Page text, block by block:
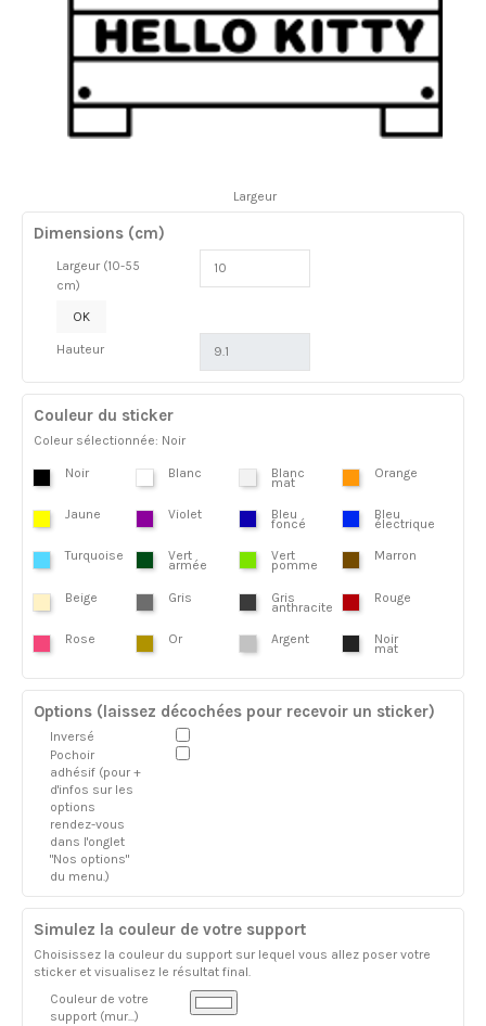
Largeur
Dimensions (cm)
Largeur (10-55
cm)
OK
Hauteur
Couleur du sticker
Coleur sélectionnée: Noir
Noir Blanc Blanc
mat
Orange
Jaune Violet Bleu
foncé
Bleu
électrique
Turquoise Vert
armée
Vert
pomme
Marron
Beige Gris Gris
anthracite
Rouge
Rose Or Argent Noir
mat
Options (laissez décochées pour recevoir un sticker)
Inversé
Pochoir
adhésif (pour +
d'infos sur les
options
rendez-vous
dans l'onglet
"Nos options"
du menu.)
Simulez la couleur de votre support
Choisissez la couleur du support sur lequel vous allez poser votre
sticker et visualisez le résultat final.
Couleur de votre
support (mur...)